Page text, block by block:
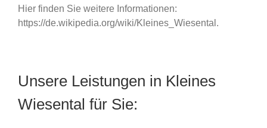
Hier finden Sie weitere Informationen:
https://de.wikipedia.org/wiki/Kleines_Wiesental.
Unsere Leistungen in Kleines
Wiesental für Sie: